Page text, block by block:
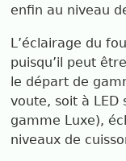
enfin au niveau
L’éclairage du
puisqu’il peut
le départ de
voute, soit à LED
gamme Luxe),
niveaux de